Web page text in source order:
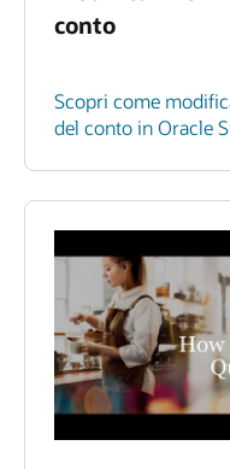
conto
Scopri come
del conto in Oracle